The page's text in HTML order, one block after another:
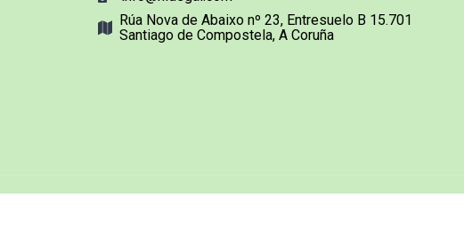
Rúa Nova de Abaixo nº 23, Entresuelo B 15.701
Santiago de Compostela, A Coruña